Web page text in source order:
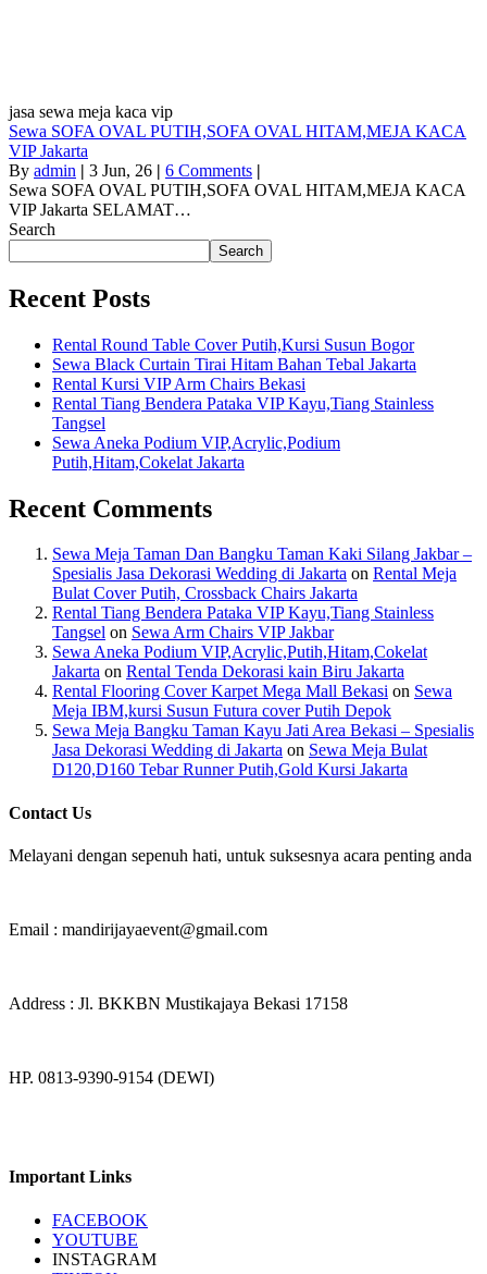
jasa sewa meja kaca vip
Sewa SOFA OVAL PUTIH,SOFA OVAL HITAM,MEJA KACA
VIP Jakarta
By admin | 3 Jun, 26 | 6 Comments |
Sewa SOFA OVAL PUTIH,SOFA OVAL HITAM,MEJA KACA
VIP Jakarta SELAMAT…
Search
Search
Recent Posts
Rental Round Table Cover Putih,Kursi Susun Bogor
Sewa Black Curtain Tirai Hitam Bahan Tebal Jakarta
Rental Kursi VIP Arm Chairs Bekasi
Rental Tiang Bendera Pataka VIP Kayu,Tiang Stainless
Tangsel
Sewa Aneka Podium VIP,Acrylic,Podium
Putih,Hitam,Cokelat Jakarta
Recent Comments
Sewa Meja Taman Dan Bangku Taman Kaki Silang Jakbar –
Spesialis Jasa Dekorasi Wedding di Jakarta on Rental Meja
Bulat Cover Putih, Crossback Chairs Jakarta
Rental Tiang Bendera Pataka VIP Kayu,Tiang Stainless
Tangsel on Sewa Arm Chairs VIP Jakbar
Sewa Aneka Podium VIP,Acrylic,Putih,Hitam,Cokelat
Jakarta on Rental Tenda Dekorasi kain Biru Jakarta
Rental Flooring Cover Karpet Mega Mall Bekasi on Sewa
Meja IBM,kursi Susun Futura cover Putih Depok
Sewa Meja Bangku Taman Kayu Jati Area Bekasi – Spesialis
Jasa Dekorasi Wedding di Jakarta on Sewa Meja Bulat
D120,D160 Tebar Runner Putih,Gold Kursi Jakarta
Contact Us
Melayani dengan sepenuh hati, untuk suksesnya acara penting anda
Email : mandirijayaevent@gmail.com
Address : Jl. BKKBN Mustikajaya Bekasi 17158
HP. 0813-9390-9154 (DEWI)
Important Links
FACEBOOK
YOUTUBE
INSTAGRAM